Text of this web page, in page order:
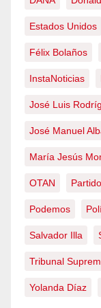
Estados Unidos
Félix Bolaños
InstaNoticias
José Luis
José Manuel
María Jesús
OTAN
Podemos
Salvador Illa
Tribunal
Yolanda Díaz